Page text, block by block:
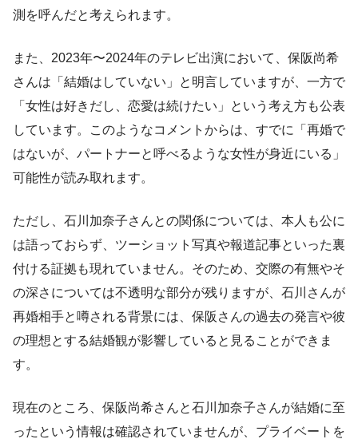
測を呼んだと考えられます。
また、2023年〜2024年のテレビ出演において、保阪尚希
さんは「結婚はしていない」と明言していますが、一方で
「女性は好きだし、恋愛は続けたい」という考え方も公表
しています。このようなコメントからは、すでに「再婚で
はないが、パートナーと呼べるような女性が身近にいる」
可能性が読み取れます。
ただし、石川加奈子さんとの関係については、本人も公に
は語っておらず、ツーショット写真や報道記事といった裏
付ける証拠も現れていません。そのため、交際の有無やそ
の深さについては不透明な部分が残りますが、石川さんが
再婚相手と噂される背景には、保阪さんの過去の発言や彼
の理想とする結婚観が影響していると見ることができま
す。
現在のところ、保阪尚希さんと石川加奈子さんが結婚に至
ったという情報は確認されていませんが、プライベートを